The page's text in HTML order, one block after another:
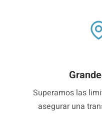
Superamos las
asegurar una